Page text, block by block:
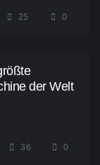
25 0
der Welt
36 0